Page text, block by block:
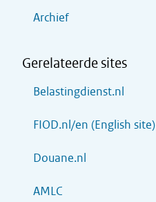
Archief
Gerelateerde sites
Belastingdienst.nl
FIOD.nl/en (English site)
Douane.nl
AMLC